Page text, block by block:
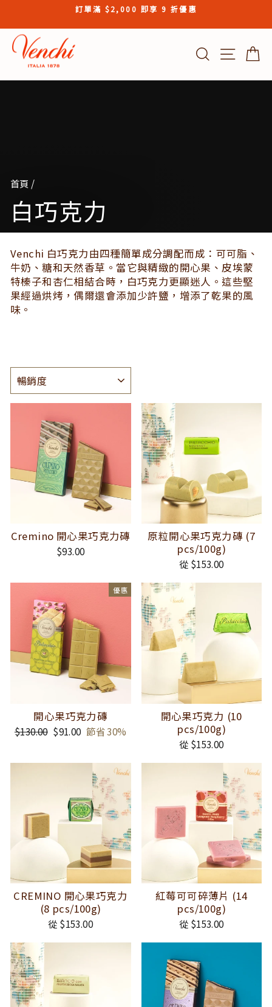
content
Pause
訂單滿 $2,000 即享 9 折優惠
搜索結果
Site
首頁 /
白巧克力
Venchi 白巧克力由四種簡單成分調配而成：可可脂、
牛奶、糖和天然香草。當它與精緻的開心果、皮埃蒙
特榛子和杏仁相結合時，白巧克力更顯迷人。這些堅
果經過烘烤，偶爾還會添加少許鹽，增添了乾果的風
味。
類
Cremino 開心果巧克力磚
$93.00
原粒開心果巧克力磚 (7
pcs/100g)
從 $153.00
優惠
開心果巧克力磚
正
格
$130.00 銷
格
$91.00 節省 30%
開心果巧克力 (10
pcs/100g)
從 $153.00
CREMINO 開心果巧克力
(8 pcs/100g)
從 $153.00
紅莓可可碎薄片 (14
pcs/100g)
從 $153.00